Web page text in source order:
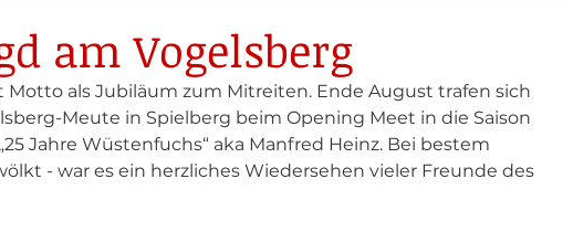
am Vogelsberg
Motto als Jubiläum zum Mitreiten. Ende August trafen sich
Meute in Spielberg beim Opening Meet in die Saison
Jahre Wüstenfuchs“ aka Manfred Heinz. Bei bestem
- war es ein herzliches Wiedersehen vieler Freunde des